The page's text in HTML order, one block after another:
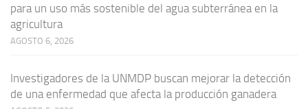
para un uso más sostenible del agua subterránea en la
agricultura
AGOSTO 6, 2026
Investigadores de la UNMDP buscan mejorar la detección
de una enfermedad que afecta la producción ganadera